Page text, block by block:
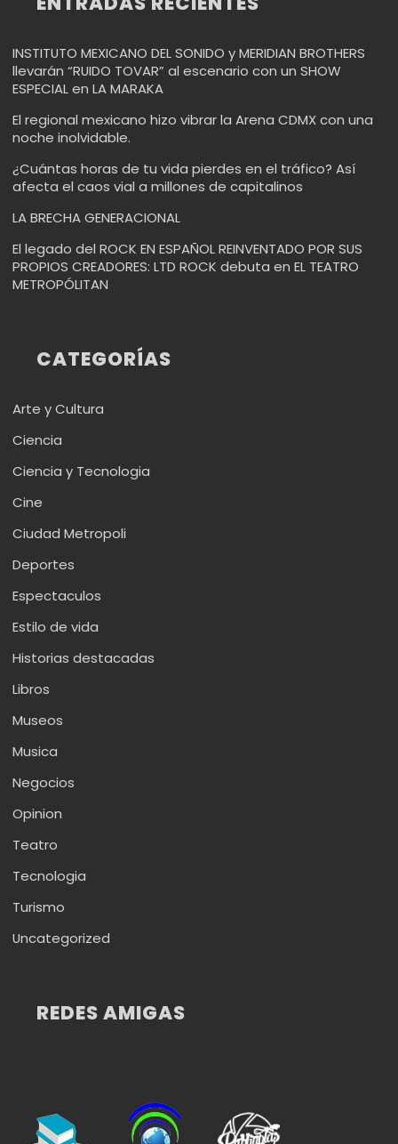
INSTITUTO MEXICANO DEL SONIDO y MERIDIAN BROTHERS
llevarán “RUIDO TOVAR” al escenario con un SHOW
ESPECIAL en LA MARAKA
El regional mexicano hizo vibrar la Arena CDMX con una
noche inolvidable.
¿Cuántas horas de tu vida pierdes en el tráfico? Así
afecta el caos vial a millones de capitalinos
LA BRECHA GENERACIONAL
El legado del ROCK EN ESPAÑOL REINVENTADO POR SUS
PROPIOS CREADORES: LTD ROCK debuta en EL TEATRO
METROPÓLITAN
CATEGORÍAS
Arte y Cultura
Ciencia
Ciencia y Tecnologia
Cine
Ciudad Metropoli
Deportes
Espectaculos
Estilo de vida
Historias destacadas
Libros
Museos
Musica
Negocios
Opinion
Teatro
Tecnologia
Turismo
Uncategorized
REDES AMIGAS